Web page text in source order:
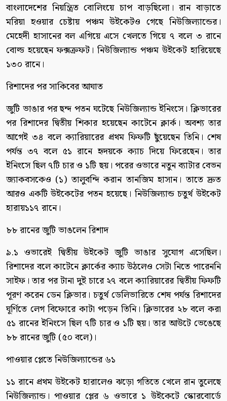
বাংলাদেশের নিয়ন্ত্রিত বোলিংয়ে চাপ বাড়ছিলো। রান বাড়াতে
মরিয়া হওয়ার চেষ্টায় পঞ্চম উইকেটও গেছে নিউজিল্যান্ডের।
মেহেদী হাসানের বল এগিয়ে এসে খেলতে গিয়ে ৭ বলে ৩ রানে
বোল্ড হয়েছেন ফক্সক্রফট। নিউজিল্যান্ড পঞ্চম উইকেট হারিয়েছে
১৩০ রানে।
রিশাদের পর সাকিবের আঘাত
জুটি ভাঙার পর ছন্দ পতন ঘটেছে নিউজিল্যান্ড ইনিংসে। ক্লিভারের
পর রিশাদের দ্বিতীয় শিকার হয়েছেন কাটেনে ক্লার্ক। অবশ্য তার
আগেই ৩৪ বলে ক্যারিয়ারের প্রথম ফিফটি ছুঁয়েছেন তিনি। শেষ
পর্যন্ত ৩৭ বলে ৫১ রানে হৃদয়কে ক্যাচ দিয়ে ফিরেছেন। তার
ইনিংসে ছিল ৭টি চার ও ১টি ছয়। পরের ওভারে নতুন ব্যাটার বেভন
জ্যাকবসকেও (১) তালুবন্দি করান তানজিম হাসান। তাতে দ্রুত
আরও একটি উইকেটের পতন হয়েছে। নিউজিল্যান্ড চতুর্থ উইকেট
হারায়১১৭ রানে।
৮৮ রানের জুটি ভাঙলেন রিশাদ
৯.১ ওভারেই দ্বিতীয় উইকেট জুটি ভাঙার সুযোগ এসেছিল।
রিশাদের বলে কাটেনে ক্লার্কের ক্যাচ উঠলেও সেটা নিতে পারেননি
সাইফ। তার পর টানা দুই চারে ২৭ বলে ক্যারিয়ারের দ্বিতীয় ফিফটি
পূরণ করেন ডেন ক্লিভার। চতুর্থ ডেলিভারিতে শেষ পর্যন্ত রিশাদের
ঘূর্ণিতে লেগ বিফোরে কাটা পড়েন তিনি। ক্লিভারের ২৮ বলে করা
৫১ রানের ইনিংসে ছিল ৭টি চার ও ১টি ছয়। তার আউটে ভেঙেছে
৮৮ রানের জুটি (৫০ বলে)।
পাওয়ার প্লেতে নিউজিল্যান্ডের ৬১
১১ রানে প্রথম উইকেট হারালেও ঝড়ো গতিতে খেলে রান তুলেছে
নিউজিল্যান্ড। পাওয়ার প্লের ৬ ওভারে ১ উইকেটে স্কোরবোর্ডে